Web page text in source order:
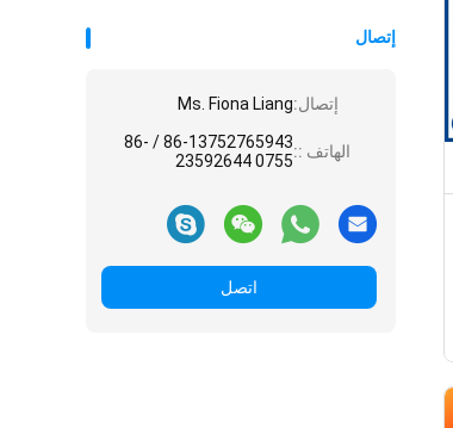
إتصال
إتصال:Ms. Fiona Liang
الهاتف ::
86-13752765943 / 86-
0755 23592644
اتصل